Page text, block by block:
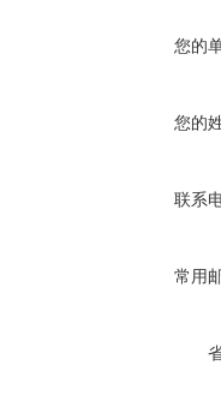
您的
您的
联系
常用